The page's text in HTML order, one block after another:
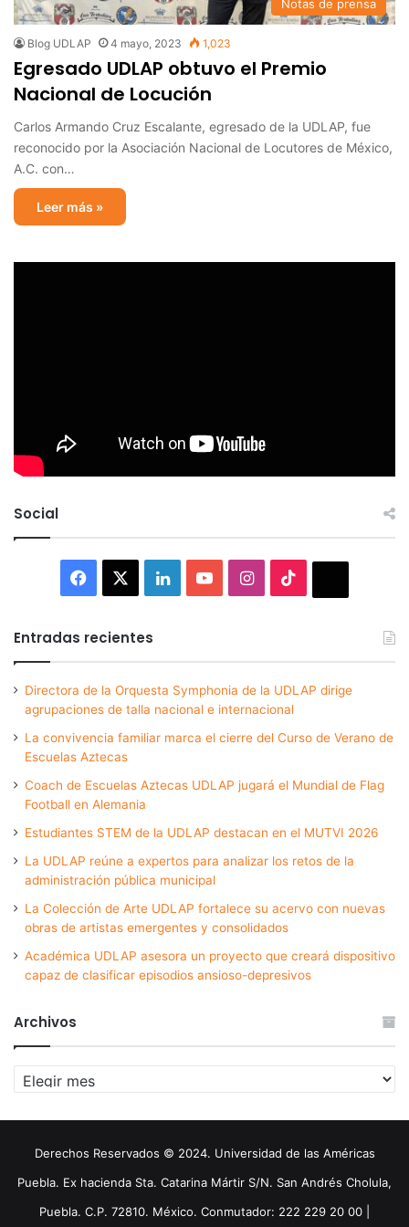
Notas de prensa
Blog UDLAP 4 mayo, 2023 1,023
Egresado UDLAP obtuvo el Premio
Nacional de Locución
Carlos Armando Cruz Escalante, egresado de la UDLAP, fue
reconocido por la Asociación Nacional de Locutores de México,
A.C. con…
Leer más »
Social
Facebook LinkedInYouTubeInstagram
Entradas recientes
Directora de la Orquesta Symphonia de la UDLAP dirige
agrupaciones de talla nacional e internacional
La convivencia familiar marca el cierre del Curso de Verano de
Escuelas Aztecas
Coach de Escuelas Aztecas UDLAP jugará el Mundial de Flag
Football en Alemania
Estudiantes STEM de la UDLAP destacan en el MUTVI 2026
La UDLAP reúne a expertos para analizar los retos de la
administración pública municipal
La Colección de Arte UDLAP fortalece su acervo con nuevas
obras de artistas emergentes y consolidados
Académica UDLAP asesora un proyecto que creará dispositivo
capaz de clasificar episodios ansioso-depresivos
Archivos
Archivos
Derechos Reservados © 2024. Universidad de las Américas
Puebla. Ex hacienda Sta. Catarina Mártir S/N. San Andrés Cholula,
Puebla. C.P. 72810. México. Conmutador: 222 229 20 00 |